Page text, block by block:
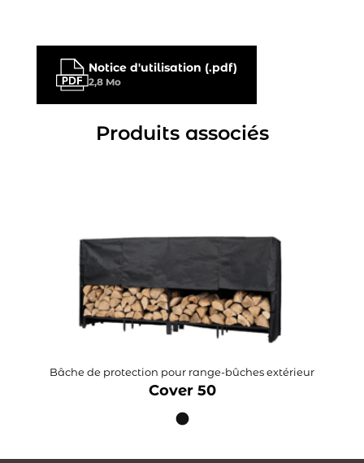
Notice d'utilisation (.pdf)
2,8 Mo
Produits associés
Bâche de protection pour range-bûches extérieur
Cover 50